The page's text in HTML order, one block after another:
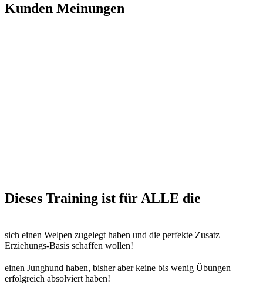
Kunden Meinungen
Dieses Training ist für ALLE die
sich einen Welpen zugelegt haben und die perfekte Zusatz
Erziehungs-Basis schaffen wollen!
einen Junghund haben, bisher aber keine bis wenig Übungen
erfolgreich absolviert haben!